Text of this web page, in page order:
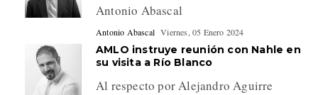
Antonio Abascal
Antonio Abascal Viernes, 05 Enero 2024
AMLO instruye reunión con Nahle en
su visita a Río Blanco
Al respecto por Alejandro Aguirre